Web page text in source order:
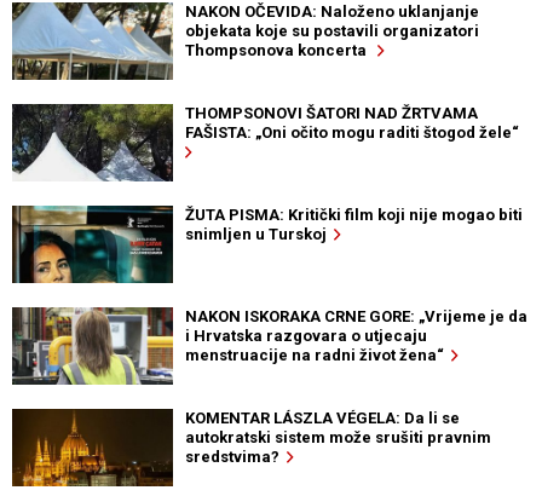
NAKON OČEVIDA: Naloženo uklanjanje
objekata koje su postavili organizatori
Thompsonova koncerta
THOMPSONOVI ŠATORI NAD ŽRTVAMA
FAŠISTA: „Oni očito mogu raditi štogod žele“
ŽUTA PISMA: Kritički film koji nije mogao biti
snimljen u Turskoj
NAKON ISKORAKA CRNE GORE: „Vrijeme je da
i Hrvatska razgovara o utjecaju
menstruacije na radni život žena“
KOMENTAR LÁSZLA VÉGELA: Da li se
autokratski sistem može srušiti pravnim
sredstvima?